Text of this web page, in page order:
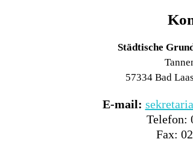
Städtische
57334 Bad
E-mail:
Telefon:
Fax: